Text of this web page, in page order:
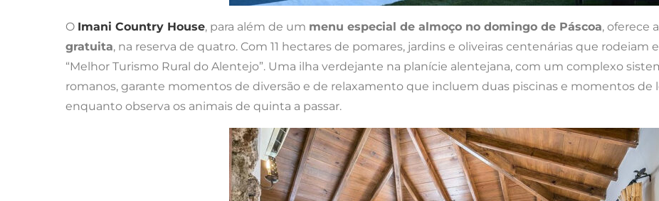
O Imani Country House, para além de um menu especial de almoço no domingo de Páscoa, oferece
gratuita, na reserva de quatro. Com 11 hectares de pomares, jardins e oliveiras centenárias que rodeiam
“Melhor Turismo Rural do Alentejo”. Uma ilha verdejante na planície alentejana, com um complexo
romanos, garante momentos de diversão e de relaxamento que incluem duas piscinas e momentos de
enquanto observa os animais de quinta a passar.